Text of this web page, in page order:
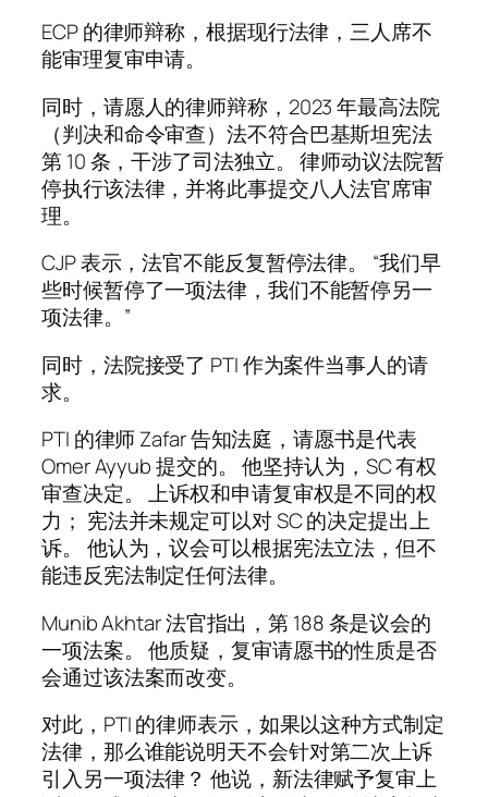
ECP 的律师辩称，根据现行法律，三人席不
能审理复审申请。
同时，请愿人的律师辩称，2023 年最高法院
（判决和命令审查）法不符合巴基斯坦宪法
第 10 条，干涉了司法独立。 律师动议法院暂
停执行该法律，并将此事提交八人法官席审
理。
CJP 表示，法官不能反复暂停法律。 “我们早
些时候暂停了一项法律，我们不能暂停另一
项法律。”
同时，法院接受了 PTI 作为案件当事人的请
求。
PTI 的律师 Zafar 告知法庭，请愿书是代表
Omer Ayyub 提交的。 他坚持认为，SC 有权
审查决定。 上诉权和申请复审权是不同的权
力； 宪法并未规定可以对 SC 的决定提出上
诉。 他认为，议会可以根据宪法立法，但不
能违反宪法制定任何法律。
Munib Akhtar 法官指出，第 188 条是议会的
一项法案。 他质疑，复审请愿书的性质是否
会通过该法案而改变。
对此，PTI 的律师表示，如果以这种方式制定
法律，那么谁能说明天不会针对第二次上诉
引入另一项法律？ 他说，新法律赋予复审上